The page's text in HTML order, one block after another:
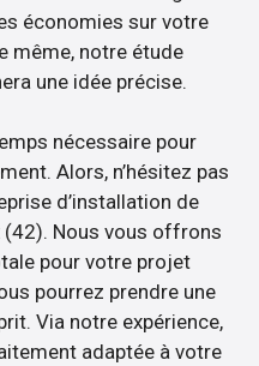
économies sur votre
même, notre étude
une idée précise.
nécessaire pour
Alors, n’hésitez pas
d’installation de
(42). Nous vous offrons
pour votre projet
pourrez prendre une
Via notre expérience,
adaptée à votre